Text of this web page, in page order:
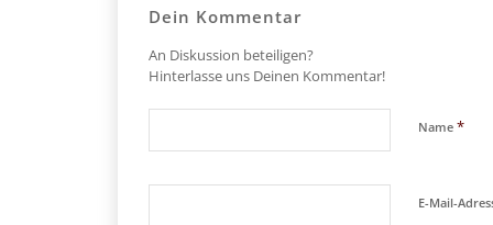
Dein Kommentar
An Diskussion beteiligen?
Hinterlasse uns Deinen Kommentar!
Name*
E-Mail-